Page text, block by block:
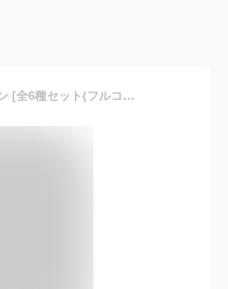
卓上呼び出しボタン コレクション [全6種セット(フルコンプ)] ガチャガチャ カプセルトイ